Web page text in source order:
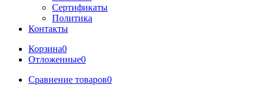
Сертификаты
Политика
Контакты
Корзина0
Отложенные0
Сравнение товаров0